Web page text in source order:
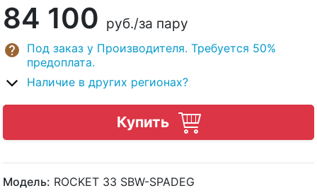
84 100 руб./за пару
Под заказ у Производителя. Требуется 50%
предоплата.
Наличие в других регионах?
Купить
Модель: ROCKET 33 SBW-SPADEG